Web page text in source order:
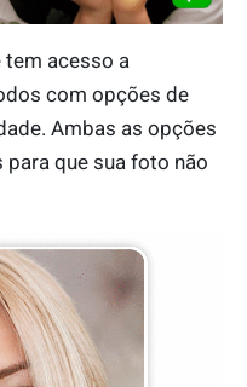
tem acesso a
com opções de
Ambas as opções
que sua foto não